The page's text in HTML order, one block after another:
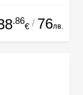
.86
€ / 76лв.